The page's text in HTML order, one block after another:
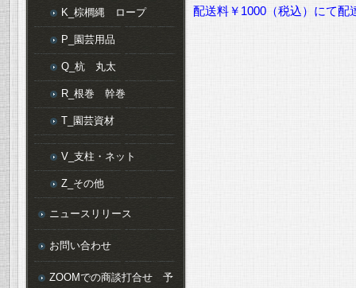
配送料￥1000（税込）にて配
K_棕櫚縄 ロープ
P_園芸用品
Q_杭 丸太
R_根巻 幹巻
T_園芸資材
V_支柱・ネット
Z_その他
ニュースリリース
お問い合わせ
ZOOMでの商談打合せ 予